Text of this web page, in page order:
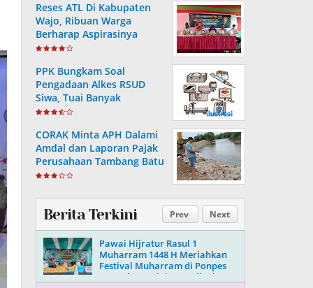
Reses ATL Di Kabupaten
Wajo, Ribuan Warga
Berharap Aspirasinya
Terpenuhi
PPK Bungkam Soal
Pengadaan Alkes RSUD
Siwa, Tuai Banyak
Pertanyaan Masyarakat..
CORAK Minta APH Dalami
Amdal dan Laporan Pajak
Perusahaan Tambang Batu
Di Soppeng
Prev Next
Berita Terkini
Pawai Hijratur Rasul 1
Muharram 1448 H Meriahkan
Festival Muharram di Ponpes
Daarul Mu’minin As’adiyah